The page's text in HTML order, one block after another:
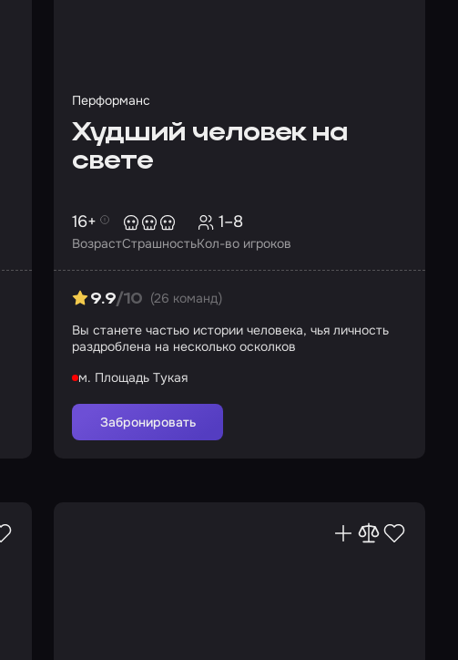
Перформанс
Худший человек на
свете
Возраст
16+
СтрашностьКол-во игроков
1–8
9.9/10 (26 команд)
Вы станете частью истории человека, чья личность
раздроблена на несколько осколков
м. Площадь Тукая
Забронировать